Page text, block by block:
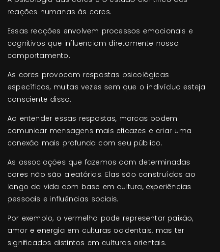
reações humanas às cores.
Essas reações envolvem processos emocionais e
cognitivos que influenciam diretamente nosso
comportamento.
As cores provocam respostas psicológicas
específicas, muitas vezes sem que o indivíduo esteja
consciente disso.
Ao entender essas respostas, marcas podem
comunicar mensagens mais eficazes e criar uma
conexão mais profunda com seu público.
As associações que fazemos com determinadas
cores não são aleatórias. Elas são construídas ao
longo da vida com base em cultura, experiências
pessoais e influências sociais.
Por exemplo, o vermelho pode representar paixão,
amor e energia em culturas ocidentais, mas ter
significados distintos em culturas orientais.